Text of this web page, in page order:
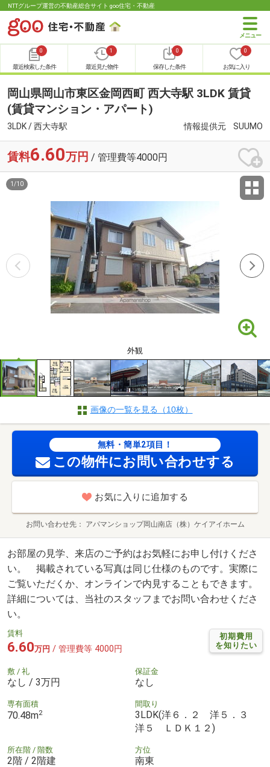
NTTグループ運営の不動産総合サイト goo住宅・不動産
0
最近検索した条件
1
最近見た物件
0
保存した条件
0
お気に入り
岡山県岡山市東区金岡西町 西大寺駅 3LDK 賃貸
(賃貸マンション・アパート)
3LDK / 西大寺駅 情報提供元 SUUMO
賃料6.60万円 / 管理費等4000円
外観
1 /10
画像の一覧を見る（10枚）
無料・簡単2項目！
この物件にお問い合わせする
お気に入りに追加する
お問い合わせ先 アパマンショップ岡山南店（株）ケイアイホーム
お部屋の見学、来店のご予約はお気軽にお申し付けくださ
い。 掲載されている写真は同じ仕様のものです。実際に
ご覧いただくか、オンラインで内見することもできます。
詳細については、当社のスタッフまでお問い合わせくださ
い。
初期費用
を知りたい
賃料
6.60万円 / 管理費等 4000円
敷 / 礼
なし / 3万円
保証金
なし
専有面積
70.48m2
間取り
3LDK(洋６．２ 洋５．３
洋５ ＬＤＫ１２)
所在階 / 階数
2階 / 2階建
方位
南東